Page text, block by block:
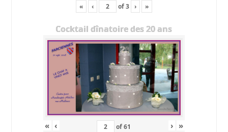
« ‹ of3 › »
Cocktail dînatoire des 20 ans
« ‹ of61 › »